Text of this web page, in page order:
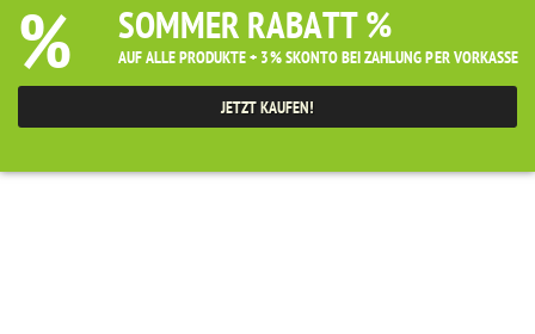
% SOMMER RABATT %
AUF ALLE PRODUKTE + 3% SKONTO BEI ZAHLUNG PER VORKASSE
JETZT KAUFEN!